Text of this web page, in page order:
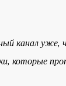
канал уже,
которые